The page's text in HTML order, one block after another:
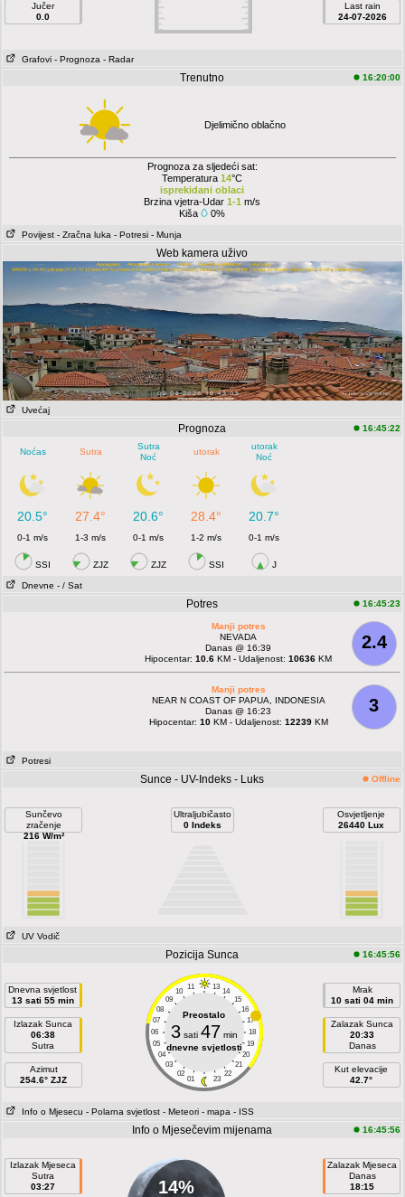
Jučer
0.0
Last rain
24-07-2026
Grafovi - Prognoza - Radar
Trenutno 16:20:00
Djelimično oblačno
Prognoza za sljedeći sat:
Temperatura14°C
isprekidani oblaci
Brzina vjetra-Udar 1-1 m/s
Kiša
0%
Povijest - Zračna luka - Potresi - Munja
Web kamera uživo
Uvećaj
Prognoza 16:45:22
Noćas Sutra
Sutra
Noć
utorak
utorak
Noć
20.5° 27.4° 20.6° 28.4° 20.7°
0-1 m/s 1-3 m/s 0-1 m/s 1-2 m/s 0-1 m/s
SSI ZJZ ZJZ SSI J
Dnevne - / Sat
Potres 16:45:23
2.4
Manji potres
NEVADA
Danas @ 16:39
Hipocentar:10.6 KM - Udaljenost:10636 KM
3
Manji potres
NEAR N COAST OF PAPUA, INDONESIA
Danas @ 16:23
Hipocentar: 10KM - Udaljenost: 12239KM
Potresi
Sunce - UV-Indeks - Luks Offline
Sunčevo
zračenje
216 W/m²
Ultraljubičasto
0 Indeks
Osvjetljenje
26440 Lux
UV Vodič
Pozicija Sunca 16:45:56
Dnevna svjetlost
13 sati 55 min
Izlazak Sunca
06:38
Sutra
Azimut
254.6° ZJZ
11 13
10
14
09
15
08
16
07
17
06
18
05
19
04
20
03
21
02
22
01 23
Preostalo
3sati 47 min
dnevne svjetlosti
Mrak
10 sati 04 min
Zalazak Sunca
20:33
Danas
Kut elevacije
42.7°
Info o Mjesecu - Polarna svjetlost - Meteori - mapa - ISS
Info o Mjesečevim mijenama 16:45:56
Izlazak Mjeseca
Sutra
03:27
14%
Zalazak Mjeseca
Danas
18:15